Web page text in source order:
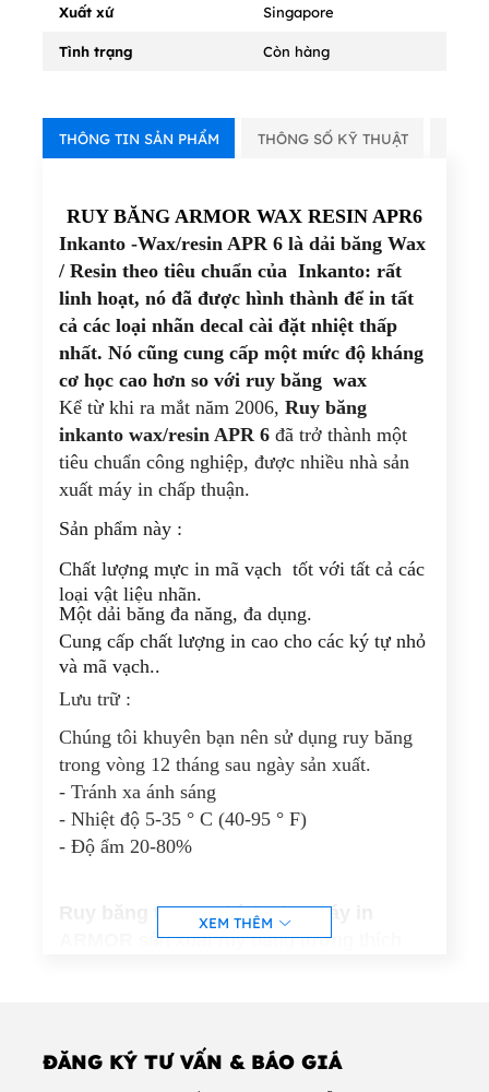
Xuất xứ Singapore
Tình trạng Còn hàng
THÔNG TIN SẢN PHẨM THÔNG SỐ KỸ THUẬT
RUY BĂNG ARMOR WAX RESIN APR6
Inkanto -Wax/resin APR 6là dải băng Wax
/ Resin theo tiêu chuẩn của Inkanto: rất
linh hoạt, nó đã được hình thành để in tất
cả các loại nhãn decal cài đặt nhiệt thấp
nhất. Nó cũng cung cấp một mức độ kháng
cơ học cao hơn so với ruy băng wax
Kể từ khi ra mắt năm 2006, Ruy băng
inkanto wax/resin APR 6đã trở thành một
tiêu chuẩn công nghiệp, được nhiều nhà sản
xuất máy in chấp thuận.
Sản phẩm này :
Chất lượng mực in mã vạchtốt với tất cả các
loại vật liệu nhãn.
Một dải băng đa năng, đa dụng.
Cung cấp chất lượng in cao cho các ký tự nhỏ
và mã vạch..
Lưu trữ :
Chúng tôi khuyên bạn nên sử dụng ruy băng
trong vòng 12 tháng sau ngày sản xuất.
- Tránh xa ánh sáng
- Nhiệt độ 5-35 ° C (40-95 ° F)
- Độ ẩm 20-80%
Ruy băng tương thích cho máy in
sản xuất ruy băng tương thích
các đối tác của họ.
XEM THÊM
ĐĂNG KÝ TƯ VẤN & BÁO GIÁ